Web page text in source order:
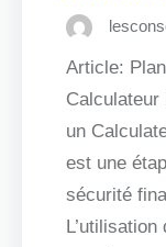
Article:
Calculateur
un
est une
sécurité